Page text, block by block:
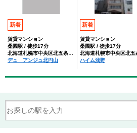
新着
賃貸マンション
桑園駅 / 徒歩17分
北海道札幌市中央区北五条西１９丁目
デュ アンジュ北円山
新着
賃貸マンション
桑園駅 / 徒歩17分
ハイム浅野